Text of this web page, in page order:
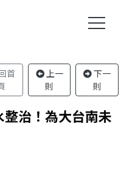
首
上一
則
下一
則
治！為大台南未